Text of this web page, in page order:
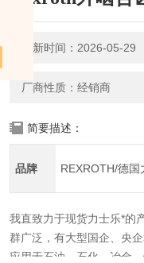
更新时间：2026-05-29
厂商性质：经销商
简要描述：
品牌 REXROTH/德国
我直致力于现货力士乐*的
群广泛，有大型国企、央
应用于石油、石化、冶金